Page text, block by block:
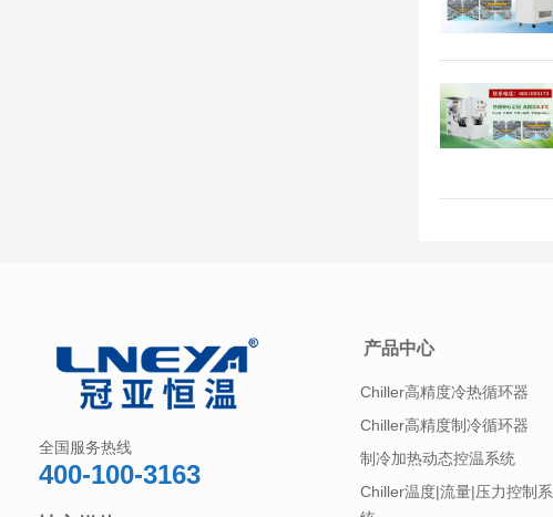
全国服务热线
400-100-3163
产品中心
Chiller高精度冷热循环器
Chiller高精度制冷循环器
制冷加热动态控温系统
Chiller温度|流量|压力控制系